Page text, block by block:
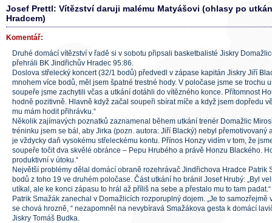
Josef Prettl: Vítězství daruji malému Matyášovi (ohlasy po
Hradcem)
Komentář:
Druhé domácí vítězství v řadě si v sobotu připsali basketbalisté Jiskry
přehráli BK Jindřichův Hradec 95:86.
Doslova střelecký koncert (32/1 bodů) předvedl v zápase kapitán Jiskry Jiří
mnohem více bodů, měl jsem špatné trestné hody. V poločase jsme se trochu
soupeře jsme zachytili včas a utkání dotáhli do vítězného konce. Přítomnost
hodně pozitivně. Hlavně když začal soupeři sbírat míče a když jsem dopředu
mu mám hodit přihrávku.“
Několik zajímavých poznatků zaznamenal během utkání trenér Domažlic
tréninku jsem se bál, aby Jirka (pozn. autora: Jiří Blacký) nebyl přemotivovaný
je vždycky daň vysokému střeleckému kontu. Přínos Honzy vidím v tom, že
soupeře točit dva skvělé obránce – Pepu Hrubého a právě Honzu Blackého.
produktivní v útoku.“
Největší problémy dělal domácí obraně rozehrávač Jindřichova Hradce Patrik
bodů z toho 19 ve druhém poločase. Část utkání ho bránil Josef Hrubý: „Byl
utíkal, ale ke konci zápasu to hrál až příliš na sebe a přestalo mu to tam padat.“
Patrik Smažák zanechal v Domažlicích rozporuplný dojem. „Je to samozřejmě
se chová hrozně, “ nezapomněl na nevybíravá Smažákova gesta k domácí
Jiskry Tomáš Budka.